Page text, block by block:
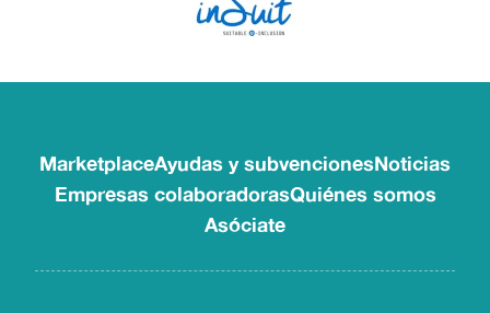
MarketplaceAyudas y subvencionesNoticias
Empresas colaboradorasQuiénes somos
Asóciate